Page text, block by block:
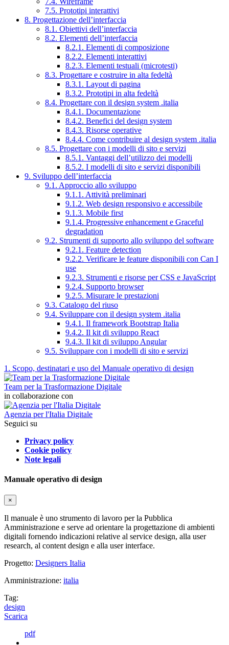
7.5. Prototipi interattivi
8. Progettazione dell’interfaccia
8.1. Obiettivi dell’interfaccia
8.2. Elementi dell’interfaccia
8.2.1. Elementi di composizione
8.2.2. Elementi interattivi
8.2.3. Elementi testuali (microtesti)
8.3. Progettare e costruire in alta fedeltà
8.3.1. Layout di pagina
8.3.2. Prototipi in alta fedeltà
8.4. Progettare con il design system .italia
8.4.1. Documentazione
8.4.2. Benefici del design system
8.4.3. Risorse operative
8.4.4. Come contribuire al design system .italia
8.5. Progettare con i modelli di sito e servizi
8.5.1. Vantaggi dell’utilizzo dei modelli
8.5.2. I modelli di sito e servizi disponibili
9. Sviluppo dell’interfaccia
9.1. Approccio allo sviluppo
9.1.1. Attività preliminari
9.1.2. Web design responsivo e accessibile
9.1.3. Mobile first
9.1.4. Progressive enhancement e Graceful
degradation
9.2. Strumenti di supporto allo sviluppo del software
9.2.1. Feature detection
9.2.2. Verificare le feature disponibili con Can I
use
9.2.3. Strumenti e risorse per CSS e JavaScript
9.2.4. Supporto browser
9.2.5. Misurare le prestazioni
9.3. Catalogo del riuso
9.4. Sviluppare con il design system .italia
9.4.1. Il framework Bootstrap Italia
9.4.2. Il kit di sviluppo React
9.4.3. Il kit di sviluppo Angular
9.5. Sviluppare con i modelli di sito e servizi
1. Scopo, destinatari e uso del Manuale operativo di design
Team per la Trasformazione Digitale
in collaborazione con
Agenzia per l'Italia Digitale
Seguici su
Privacy policy
Cookie policy
Note legali
Manuale operativo di design
×
Il manuale è uno strumento di lavoro per la Pubblica
Amministrazione e serve ad orientare la progettazione di ambienti
digitali fornendo indicazioni relative al service design, alla user
research, al content design e alla user interface.
Progetto: Designers Italia
Amministrazione: italia
Tag:
design
Scarica
pdf